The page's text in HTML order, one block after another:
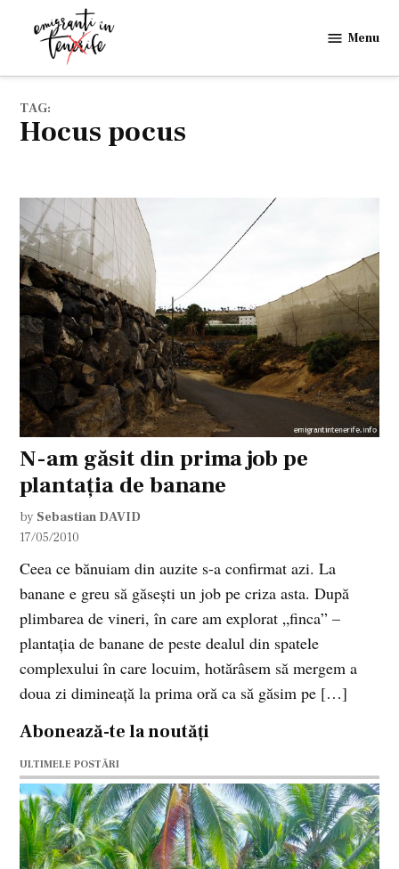
in
Menu
TAG:
hocus pocus
N-am găsit din prima job pe
plantaţia de banane
by Sebastian DAVID
17/05/2010
Ceea ce bănuiam din auzite s-a confirmat azi. La
banane e greu să găseşti un job pe criza asta. După
plimbarea de vineri, în care am explorat „finca” –
plantaţia de banane de peste dealul din spatele
complexului în care locuim, hotărâsem să mergem a
doua zi dimineaţă la prima oră ca să găsim pe […]
Abonează-te la noutăți
ULTIMELE POSTĂRI